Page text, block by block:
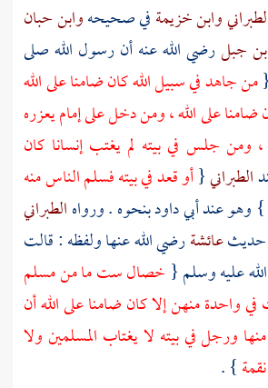
وابن خزيمةفي صحيحهوابن حبان
جبلرضي الله عنه أن رسول الله صلى
من جاهد في سبيل الله كان ضامنا على الله
على الله ، ومن دخل على إمام يعزره
، ومن جلس في بيته لم يغتب إنسانا كان
الطبراني{أو قعد في بيته فسلم الناس منه
} وهو عندأبي داودبنحوه . ورواهالطبراني
حديثعائشةرضي الله عنها ولفظه : قالت
عليه وسلم { خصال ست ما من مسلم
واحدة منهن إلا كان ضامنا على الله أن
ورجل في بيته لا يغتاب المسلمين ولا
} .